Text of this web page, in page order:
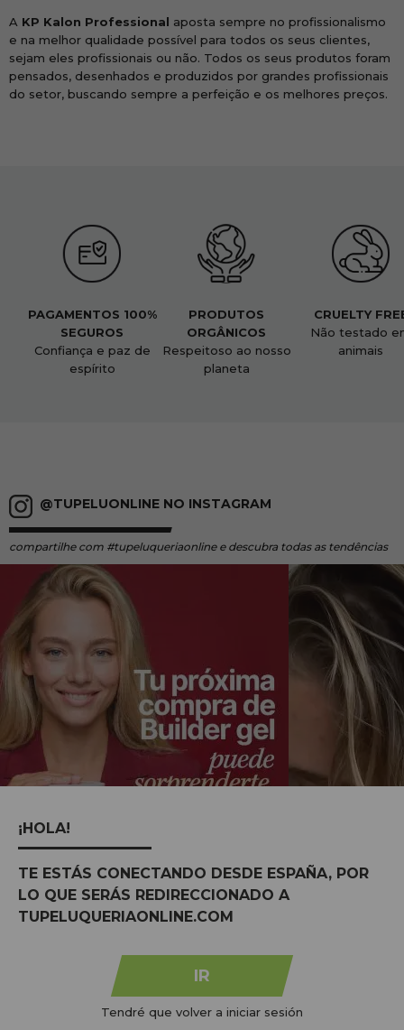
A KP Kalon Professional aposta sempre no profissionalismo
e na melhor qualidade possível para todos os seus clientes,
sejam eles profissionais ou não. Todos os seus produtos foram
pensados, desenhados e produzidos por grandes profissionais
do setor, buscando sempre a perfeição e os melhores preços.
PAGAMENTOS 100%
SEGUROS
Confiança e paz de
espírito
PRODUTOS
ORGÂNICOS
Respeitoso ao nosso
planeta
CRUELTY
Não testado
animais
@TUPELUONLINE NO INSTAGRAM
compartilhe com #tupeluqueriaonline e descubra todas as tendências
¡HOLA!
TE ESTÁS CONECTANDO DESDE ESPAÑA, POR
LO QUE SERÁS REDIRECCIONADO A
TUPELUQUERIAONLINE.COM
IR
Tendré que volver a iniciar sesión